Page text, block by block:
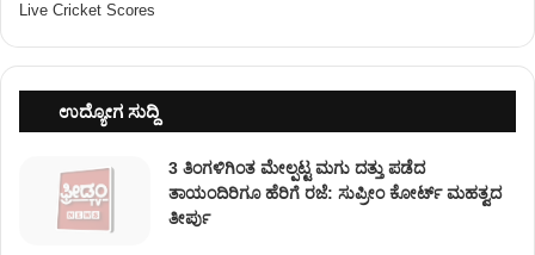
Live Cricket Scores
ಉದ್ಯೋಗ ಸುದ್ದಿ
3 ತಿಂಗಳಿಗಿಂತ ಮೇಲ್ಪಟ್ಟ ಮಗು ದತ್ತು ಪಡೆದ
ತಾಯಂದಿರಿಗೂ ಹೆರಿಗೆ ರಜೆ: ಸುಪ್ರೀಂ ಕೋರ್ಟ್ ಮಹತ್ವದ
ತೀರ್ಪು